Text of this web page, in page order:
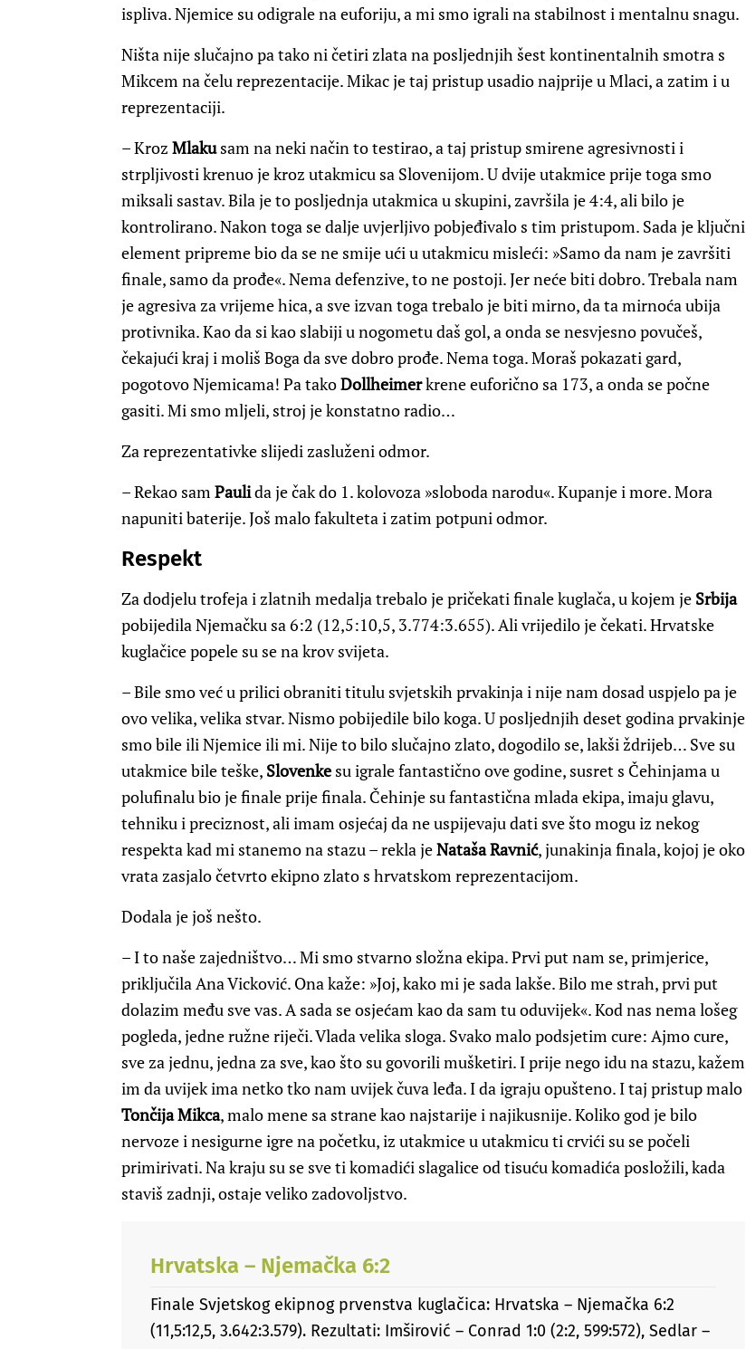
ispliva. Njemice su odigrale na euforiju, a mi smo igrali na stabilnost i mentalnu snagu.
Ništa nije slučajno pa tako ni četiri zlata na posljednjih šest kontinentalnih smotra s
Mikcem na čelu reprezentacije. Mikac je taj pristup usadio najprije u Mlaci, a zatim i u
reprezentaciji.
– Kroz Mlakusam na neki način to testirao, a taj pristup smirene agresivnosti i
strpljivosti krenuo je kroz utakmicu sa Slovenijom. U dvije utakmice prije toga smo
miksali sastav. Bila je to posljednja utakmica u skupini, završila je 4:4, ali bilo je
kontrolirano. Nakon toga se dalje uvjerljivo pobjeđivalo s tim pristupom. Sada je ključni
element pripreme bio da se ne smije ući u utakmicu misleći: »Samo da nam je završiti
finale, samo da prođe«. Nema defenzive, to ne postoji. Jer neće biti dobro. Trebala nam
je agresiva za vrijeme hica, a sve izvan toga trebalo je biti mirno, da ta mirnoća ubija
protivnika. Kao da si kao slabiji u nogometu daš gol, a onda se nesvjesno povučeš,
čekajući kraj i moliš Boga da sve dobro prođe. Nema toga. Moraš pokazati gard,
pogotovo Njemicama! Pa takoDollheimerkrene euforično sa 173, a onda se počne
gasiti. Mi smo mljeli, stroj je konstatno radio…
Za reprezentativke slijedi zasluženi odmor.
– Rekao samPaulida je čak do 1. kolovoza »sloboda narodu«. Kupanje i more. Mora
napuniti baterije. Još malo fakulteta i zatim potpuni odmor.
Respekt
Za dodjelu trofeja i zlatnih medalja trebalo je pričekati finale kuglača, u kojem je Srbija
pobijedila Njemačku sa 6:2 (12,5:10,5, 3.774:3.655). Ali vrijedilo je čekati. Hrvatske
kuglačice popele su se na krov svijeta.
– Bile smo već u prilici obraniti titulu svjetskih prvakinja i nije nam dosad uspjelo pa je
ovo velika, velika stvar. Nismo pobijedile bilo koga. U posljednjih deset godina prvakinje
smo bile ili Njemice ili mi. Nije to bilo slučajno zlato, dogodilo se, lakši ždrijeb… Sve su
utakmice bile teške, Slovenke su igrale fantastično ove godine, susret s Čehinjama u
polufinalu bio je finale prije finala. Čehinje su fantastična mlada ekipa, imaju glavu,
tehniku i preciznost, ali imam osjećaj da ne uspijevaju dati sve što mogu iz nekog
respekta kad mi stanemo na stazu – rekla jeNataša Ravnić, junakinja finala, kojoj je oko
vrata zasjalo četvrto ekipno zlato s hrvatskom reprezentacijom.
Dodala je još nešto.
– I to naše zajedništvo… Mi smo stvarno složna ekipa. Prvi put nam se, primjerice,
priključila Ana Vicković. Ona kaže: »Joj, kako mi je sada lakše. Bilo me strah, prvi put
dolazim među sve vas. A sada se osjećam kao da sam tu oduvijek«. Kod nas nema lošeg
pogleda, jedne ružne riječi. Vlada velika sloga. Svako malo podsjetim cure: Ajmo cure,
sve za jednu, jedna za sve, kao što su govorili mušketiri. I prije nego idu na stazu, kažem
im da uvijek ima netko tko nam uvijek čuva leđa. I da igraju opušteno. I taj pristup malo
Tončija Mikca, malo mene sa strane kao najstarije i najikusnije. Koliko god je bilo
nervoze i nesigurne igre na početku, iz utakmice u utakmicu ti crvići su se počeli
primirivati. Na kraju su se sve ti komadići slagalice od tisuću komadića posložili, kada
staviš zadnji, ostaje veliko zadovoljstvo.
Hrvatska – Njemačka 6:2
Finale Svjetskog ekipnog prvenstva kuglačica: Hrvatska – Njemačka 6:2
(11,5:12,5, 3.642:3.579). Rezultati: Imširović – Conrad 1:0 (2:2, 599:572), Sedlar –